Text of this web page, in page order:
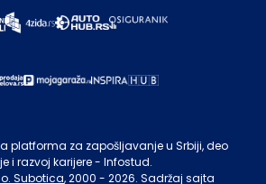
platforma za zapošljavanje u Srbiji, deo
i razvoj karijere - Infostud.
Subotica, 2000 - 2026. Sadržaj sajta